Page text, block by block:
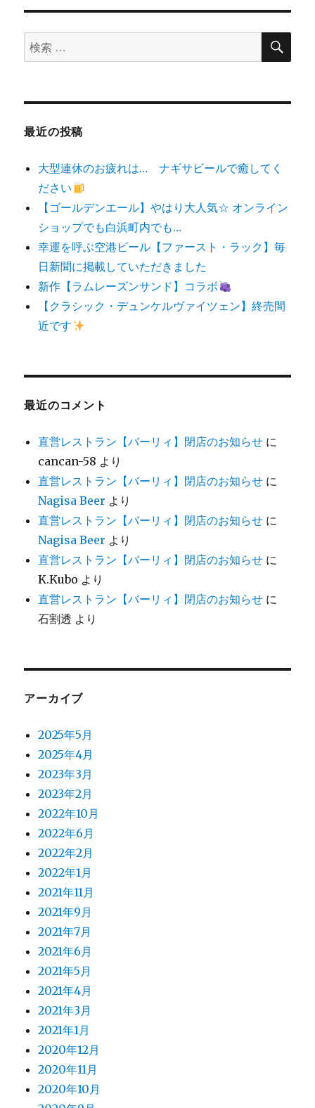
検
索
象:
検
最近の投稿
大型連休のお疲れは… ナギサビールで癒してく
ださい
【ゴールデンエール】やはり大人気☆ オンライン
ショップでも白浜町内でも…
幸運を呼ぶ空港ビール【ファースト・ラック】毎
日新聞に掲載していただきました
新作【ラムレーズンサンド】コラボ
【クラシック・デュンケルヴァイツェン】終売間
近です
最近のコメント
直営レストラン【バーリィ】閉店のお知らせ に
cancan-58 より
直営レストラン【バーリィ】閉店のお知らせ に
Nagisa Beer より
直営レストラン【バーリィ】閉店のお知らせ に
Nagisa Beer より
直営レストラン【バーリィ】閉店のお知らせ に
K.Kubo より
直営レストラン【バーリィ】閉店のお知らせ に
石割透 より
アーカイブ
2025年5月
2025年4月
2023年3月
2023年2月
2022年10月
2022年6月
2022年2月
2022年1月
2021年11月
2021年9月
2021年7月
2021年6月
2021年5月
2021年4月
2021年3月
2021年1月
2020年12月
2020年11月
2020年10月